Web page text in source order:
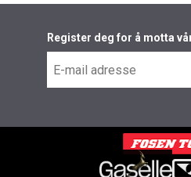
Register deg for å motta